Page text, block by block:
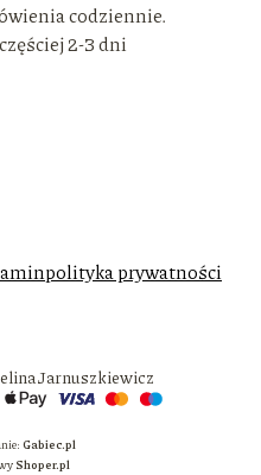
codziennie.
2-3 dni
polityka prywatności
Jarnuszkiewicz
Gabiec.pl
Shoper.pl
0. Zobacz szczegóły